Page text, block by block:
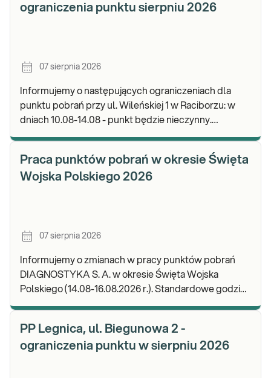
ograniczenia punktu sierpniu 2026
07 sierpnia 2026
Informujemy o następujących ograniczeniach dla
punktu pobrań przy ul. Wileńskiej 1 w Raciborzu: w
dniach 10.08-14.08 - punkt będzie nieczynny.
Praca punktów pobrań w okresie Święta
Wojska Polskiego 2026
07 sierpnia 2026
Informujemy o zmianach w pracy punktów pobrań
DIAGNOSTYKA S. A. w okresie Święta Wojska
Polskiego (14.08-16.08.2026 r.). Standardowe godziny
PP Legnica, ul. Biegunowa 2 -
ograniczenia punktu w sierpniu 2026